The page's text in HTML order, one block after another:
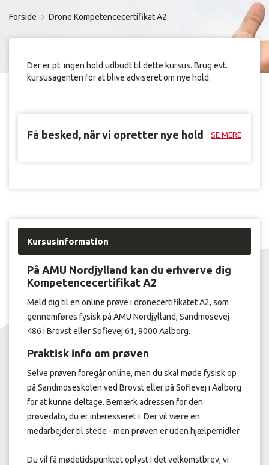
Forside Drone Kompetencecertifikat A2
Der er pt. ingen hold udbudt til dette kursus. Brug evt.
kursusagenten for at blive adviseret om nye hold.
Få besked, når vi opretter nye hold SE MERE
Kursusinformation
På AMU Nordjylland kan du erhverve dig
Kompetencecertifikat A2
Meld dig til en online prøve i dronecertifikatet A2, som
gennemføres fysisk på AMU Nordjylland, Sandmosevej
486 i Brovst eller Sofievej 61, 9000 Aalborg.
Praktisk info om prøven
Selve prøven foregår online, men du skal møde fysisk op
på Sandmoseskolen ved Brovst eller på Sofievej i Aalborg
for at kunne deltage. Bemærk adressen for den
prøvedato, du er interesseret i. Der vil være en
medarbejder til stede - men prøven er uden hjælpemidler.
Du vil få mødetidspunktet oplyst i det velkomstbrev, vi